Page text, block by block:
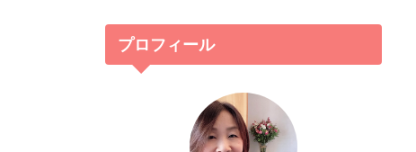
プロフィール